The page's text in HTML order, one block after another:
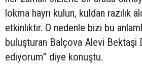
lokma hayrı kulun, kuldan razılık
etkinliktir. O nedenle bizi bu
buluşturan Balçova Alevi Bektaşi
ediyorum” diye konuştu.